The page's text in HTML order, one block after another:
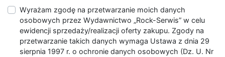
Wyrażam zgodę na przetwarzanie moich danych
osobowych przez Wydawnictwo „Rock-Serwis” w celu
ewidencji sprzedaży/realizacji oferty zakupu. Zgody na
przetwarzanie takich danych wymaga Ustawa z dnia 29
sierpnia 1997 r. o ochronie danych osobowych (Dz. U. Nr